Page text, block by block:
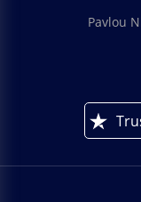
Pavlou